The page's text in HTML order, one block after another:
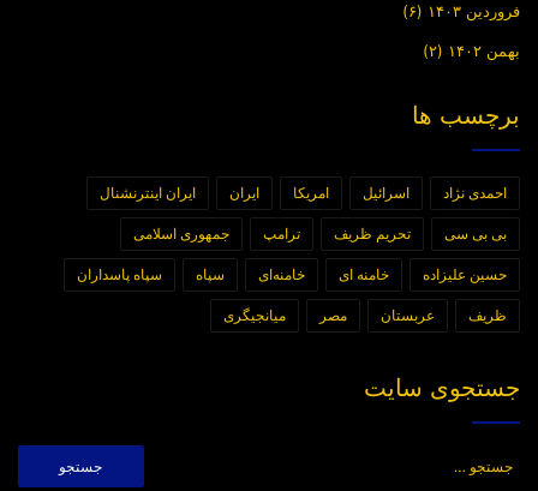
فروردین ۱۴۰۳ (۶)
بهمن ۱۴۰۲ (۲)
برچسب ها
احمدی نژاد اسرائیل امریکا ایران ایران اینترنشنال
بی بی سی تحریم ظریف ترامپ جمهوری اسلامی
حسین علیزاده خامنه ای خامنه‌ای سپاه سپاه پاسداران
ظریف عربستان مصر میانجیگری
جستجوی سایت